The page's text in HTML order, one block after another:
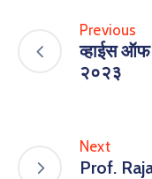
Previous
व्हाईस ऑफ
२०२३
Next
Prof.